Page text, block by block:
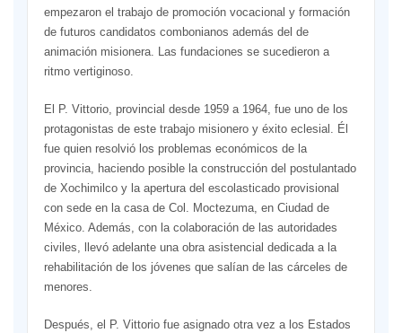
empezaron el trabajo de promoción vocacional y formación
de futuros candidatos combonianos además del de
animación misionera. Las fundaciones se sucedieron a
ritmo vertiginoso.
El P. Vittorio, provincial desde 1959 a 1964, fue uno de los
protagonistas de este trabajo misionero y éxito eclesial. Él
fue quien resolvió los problemas económicos de la
provincia, haciendo posible la construcción del postulantado
de Xochimilco y la apertura del escolasticado provisional
con sede en la casa de Col. Moctezuma, en Ciudad de
México. Además, con la colaboración de las autoridades
civiles, llevó adelante una obra asistencial dedicada a la
rehabilitación de los jóvenes que salían de las cárceles de
menores.
Después, el P. Vittorio fue asignado otra vez a los Estados